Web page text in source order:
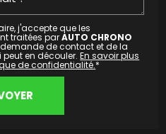
j'accepte que les
traitées parAUTO CHRONO
de contact et de la
en découler.En savoir plus
de confidentialité.*